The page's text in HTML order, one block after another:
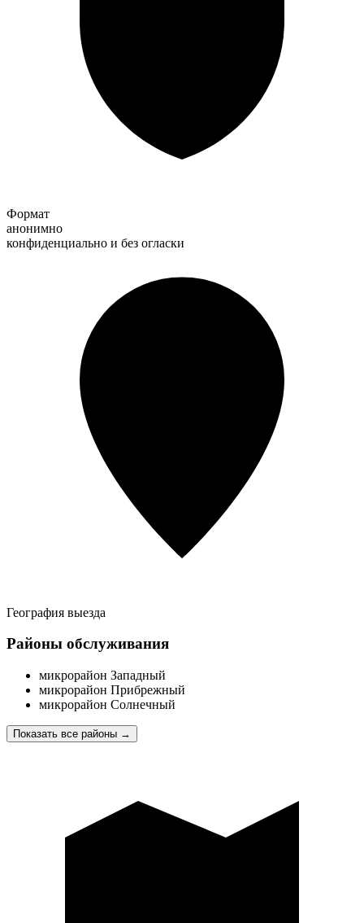
Формат
анонимно
конфиденциально и без огласки
География выезда
Районы обслуживания
микрорайон Западный
микрорайон Прибрежный
микрорайон Солнечный
Показать все районы →